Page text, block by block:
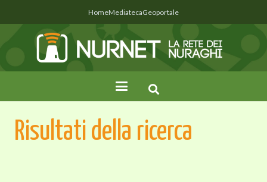
HomeMediatecaGeoportale
Risultati della ricerca